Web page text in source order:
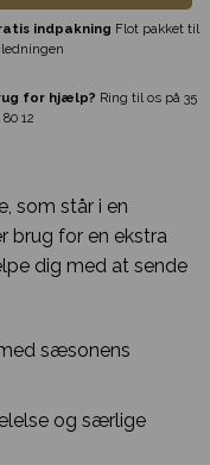
som står i en
brug for en ekstra
dig med at sende
sæsonens
og særlige